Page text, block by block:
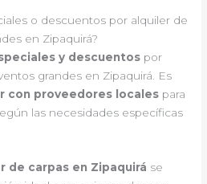
o descuentos por alquiler de
en Zipaquirá?
y descuentos por
grandes en Zipaquirá. Es
con proveedores locales para
las necesidades específicas
de carpas en Zipaquirá se